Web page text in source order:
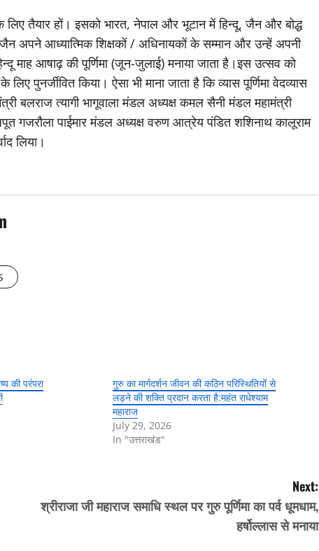
लिए तैयार हों। इसको भारत, नेपाल और भूटान में हिन्दू, जैन और बोद्ध
अपने आध्यात्मिक शिक्षकों / अधिनायकों के सम्मान और उन्हें अपनी
माह आषाढ़ की पूर्णिमा (जून-जुलाई) मनाया जाता है।इस उत्सव को
पुनर्जीवित किया। ऐसा भी माना जाता है कि व्यास पूर्णिमा वेदव्यास
बलराज त्यागी भागूवाला मंडल अध्यक्ष कमल सैनी मंडल महामंत्री
गजरौला पाईमार मंडल अध्यक्ष वरुण आत्रेय पंडित शशिनाथ कालूराम
लिया।
की परंपरा
गुरु का मार्गदर्शन जीवन की कठिन परिस्थितियों से
लड़ने की शक्ति प्रदान करता है:महंत राधेश्याम
महाराज
July 29, 2026
In "उत्तराखंड"
Next:
श्रीराजा जी महाराज समाधि स्थल पर गुरु पूर्णिमा का पर्व धूमधाम,
हर्षोल्लास से मनाया